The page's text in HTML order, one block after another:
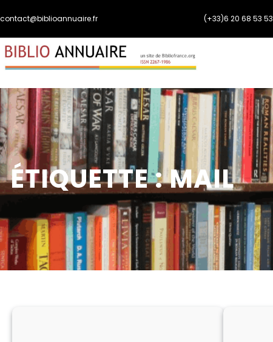
au
contenu
contact@biblioannuaire.fr (+33)6 20 68 53 53
ÉTIQUETTE :MAIL